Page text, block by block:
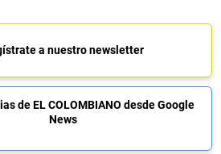
a nuestro newsletter
de EL COLOMBIANO desde Google
News